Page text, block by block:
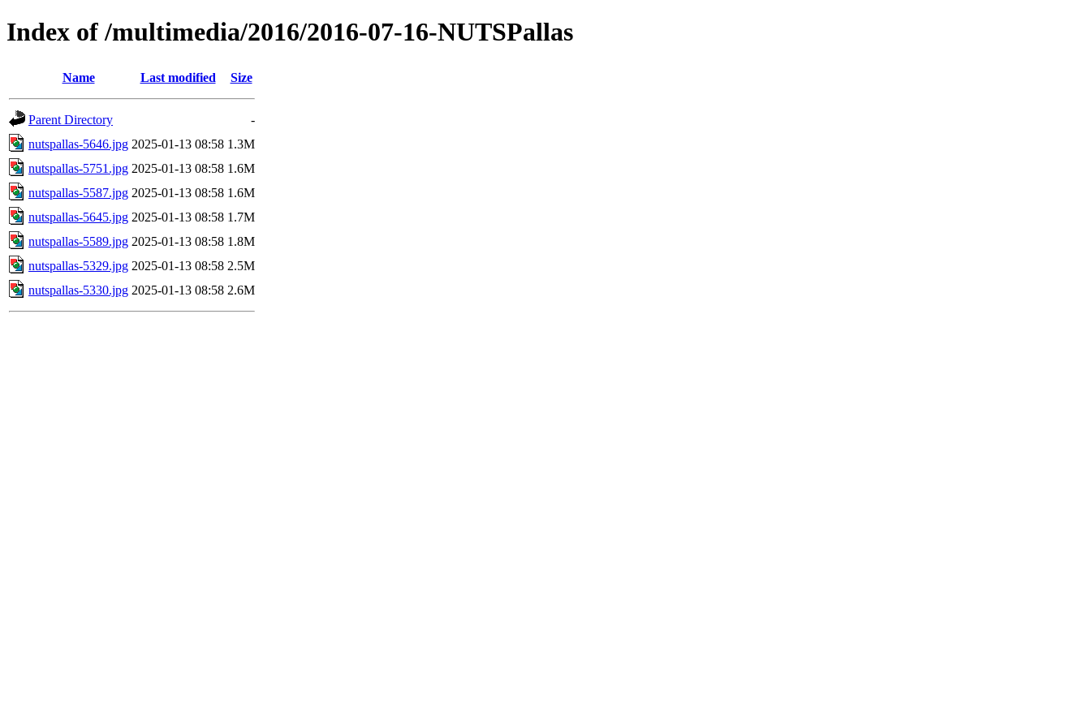
Index of /multimedia/2016/2016-07-16-NUTSPallas
Name Last modified Size
Parent Directory
-
nutspallas-5646.jpg 2025-01-13 08:58 1.3M
nutspallas-5751.jpg 2025-01-13 08:58 1.6M
nutspallas-5587.jpg 2025-01-13 08:58 1.6M
nutspallas-5645.jpg 2025-01-13 08:58 1.7M
nutspallas-5589.jpg 2025-01-13 08:58 1.8M
nutspallas-5329.jpg 2025-01-13 08:58 2.5M
nutspallas-5330.jpg 2025-01-13 08:58 2.6M